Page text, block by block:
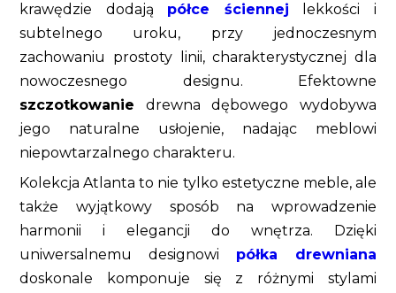
krawędzie dodają półce ściennej lekkości i
subtelnego uroku, przy jednoczesnym
zachowaniu prostoty linii, charakterystycznej dla
nowoczesnego designu. Efektowne
szczotkowanie drewna dębowego wydobywa
jego naturalne usłojenie, nadając meblowi
niepowtarzalnego charakteru.
Kolekcja Atlanta to nie tylko estetyczne meble, ale
także wyjątkowy sposób na wprowadzenie
harmonii i elegancji do wnętrza. Dzięki
uniwersalnemu designowi półka drewniana
doskonale komponuje się z różnymi stylami